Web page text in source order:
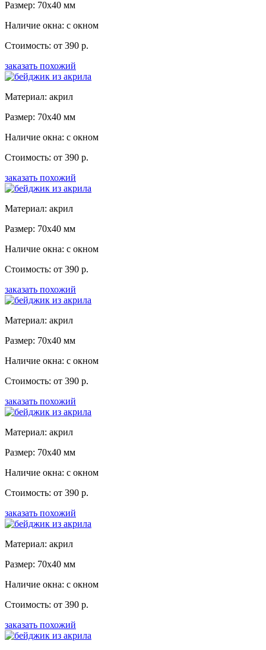
Размер: 70x40 мм
Наличие окна: с окном
Стоимость: от 390 р.
заказать похожий
Материал: акрил
Размер: 70x40 мм
Наличие окна: с окном
Стоимость: от 390 р.
заказать похожий
Материал: акрил
Размер: 70x40 мм
Наличие окна: с окном
Стоимость: от 390 р.
заказать похожий
Материал: акрил
Размер: 70x40 мм
Наличие окна: с окном
Стоимость: от 390 р.
заказать похожий
Материал: акрил
Размер: 70x40 мм
Наличие окна: с окном
Стоимость: от 390 р.
заказать похожий
Материал: акрил
Размер: 70x40 мм
Наличие окна: с окном
Стоимость: от 390 р.
заказать похожий